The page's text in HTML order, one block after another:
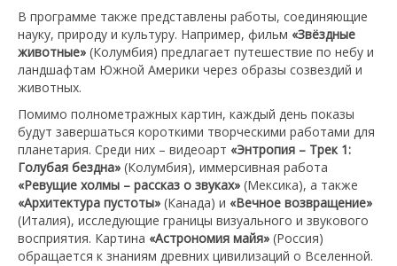
В программе также представлены работы, соединяющие
науку, природу и культуру. Например, фильм «Звёздные
животные» (Колумбия) предлагает путешествие по небу и
ландшафтам Южной Америки через образы созвездий и
животных.
Помимо полнометражных картин, каждый день показы
будут завершаться короткими творческими работами для
планетария. Среди них – видеоарт «Энтропия – Трек 1:
Голубая бездна» (Колумбия), иммерсивная работа
«Ревущие холмы – рассказ о звуках» (Мексика), а также
«Архитектура пустоты» (Канада) и «Вечное возвращение»
(Италия), исследующие границы визуального и звукового
восприятия. Картина «Астрономия майя» (Россия)
обращается к знаниям древних цивилизаций о Вселенной.